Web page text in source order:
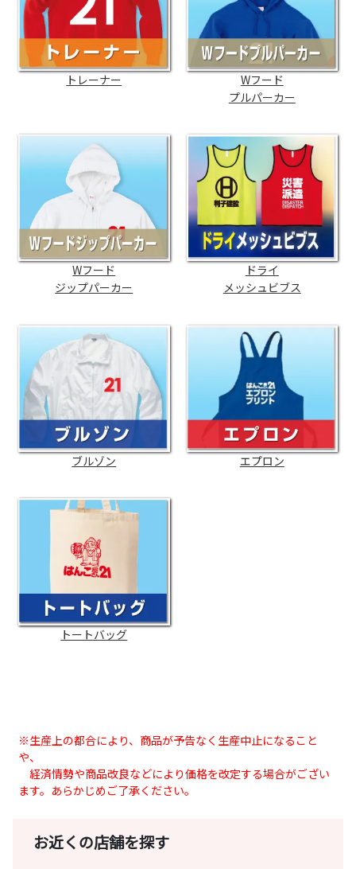
トレーナー
Wフード
プルパーカー
Wフード
ジップパーカー
ドライ
メッシュビブス
ブルゾン エプロン
トートバッグ
※生産上の都合により、商品が予告なく生産中止になること
や、
経済情勢や商品改良などにより価格を改定する場合がござい
ます。あらかじめご了承ください。
お近くの店舗を探す